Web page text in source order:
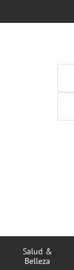
Salud &
Belleza